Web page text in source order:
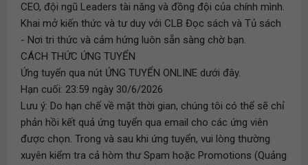
CEO, đội ngũ Leaders tài năng và đồng đội của chính mình.
Khai mở kiến thức và tư duy với CLB Đọc sách và Tủ sách
- Nơi tri thức và cảm hứng luôn sẵn sàng chờ bạn.
CÁCH THỨC ỨNG TUYỂN
Ứng tuyển qua nút ỨNG TUYỂN ONLINE dưới đây.
Hạn cuối: 23:59 ngày 30/6/2026
Lưu ý: Do hạn chế về mặt thời gian, chúng tôi có thể sẽ chỉ
phản hồi kết quả ứng tuyển qua email cho các ứng viên
được chọn. Trong và sau khi ứng tuyển, vui lòng thường
xuyên kiểm tra cả hòm thư Spam hoặc Promotions (Quảng